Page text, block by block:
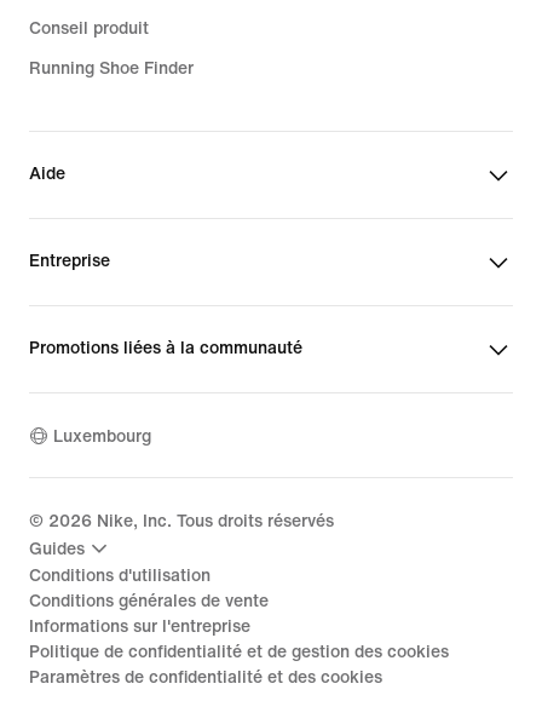
Conseil produit
Running Shoe Finder
Aide
Entreprise
Promotions liées à la communauté
Luxembourg
© 2026 Nike, Inc. Tous droits réservés
Guides
Conditions d'utilisation
Conditions générales de vente
Informations sur l'entreprise
Politique de confidentialité et de gestion des cookies
Paramètres de confidentialité et des cookies